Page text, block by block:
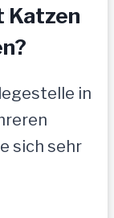
Katzen
in
sich sehr